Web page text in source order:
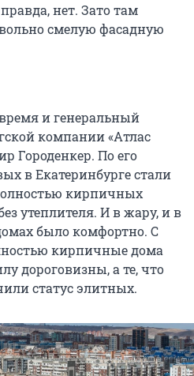
нет. Зато там
смелую фасадную
и генеральный
компании «Атлас
Городенкер. По его
в Екатеринбурге стали
кирпичных
утеплителя. И в жару, и в
было комфортно. С
кирпичные дома
дороговизны, а те, что
статус элитных.